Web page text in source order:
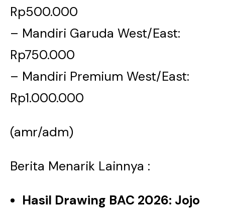
Rp500.000
– Mandiri Garuda West/East:
Rp750.000
– Mandiri Premium West/East:
Rp1.000.000
(amr/adm)
Berita Menarik Lainnya :
Hasil Drawing BAC 2026: Jojo